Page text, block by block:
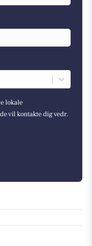
lokale
vil kontakte dig vedr.